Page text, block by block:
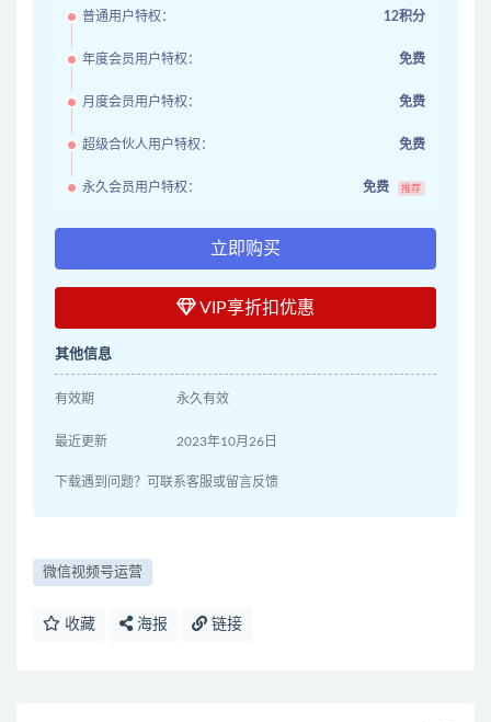
普通用户特权： 12积分
年度会员用户特权： 免费
月度会员用户特权： 免费
超级合伙人用户特权： 免费
永久会员用户特权： 免费 推荐
立即购买
VIP享折扣优惠
其他信息
有效期 永久有效
最近更新 2023年10月26日
下载遇到问题？可联系客服或留言反馈
微信视频号运营
收藏 海报 链接